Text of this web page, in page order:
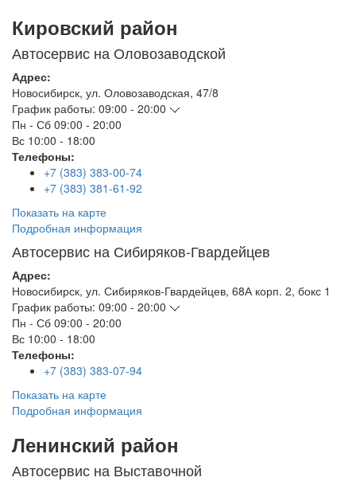
Кировский район
Автосервис на Оловозаводской
Адрес:
Новосибирск, ул. Оловозаводская, 47/8
График работы: 09:00 - 20:00
Пн - Сб 09:00 - 20:00
Вс 10:00 - 18:00
Телефоны:
+7 (383) 383-00-74
+7 (383) 381-61-92
Показать на карте
Подробная информация
Автосервис на Сибиряков-Гвардейцев
Адрес:
Новосибирск, ул. Сибиряков-Гвардейцев, 68А корп. 2, бокс 1
График работы: 09:00 - 20:00
Пн - Сб 09:00 - 20:00
Вс 10:00 - 18:00
Телефоны:
+7 (383) 383-07-94
Показать на карте
Подробная информация
Ленинский район
Автосервис на Выставочной